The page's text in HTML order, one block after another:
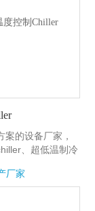
案的设备厂家，
、超低温制冷
等领域的可靠
控温冷水机 封装
厂家